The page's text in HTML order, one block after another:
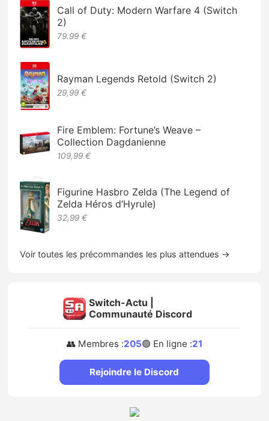
Call of Duty: Modern Warfare 4 (Switch
2)
79.99 €
Rayman Legends Retold (Switch 2)
29,99 €
Fire Emblem: Fortune’s Weave –
Collection Dagdanienne
109,99 €
Figurine Hasbro Zelda (The Legend of
Zelda Héros d’Hyrule)
32,99 €
Voir toutes les précommandes les plus attendues →
Switch-Actu |
Communauté Discord
👥 Membres :205🟢 En ligne :21
Rejoindre le Discord